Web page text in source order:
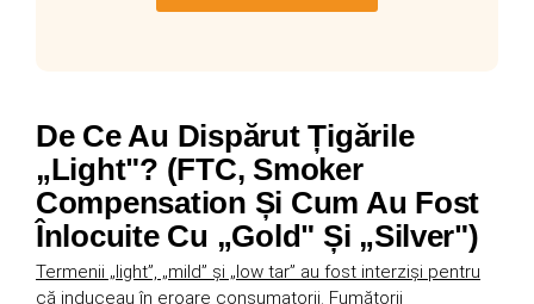
De Ce Au Dispărut Țigările
„Light"? (FTC, Smoker
Compensation Și Cum Au Fost
Înlocuite Cu „Gold" Și „Silver")
Termenii „light”, „mild” și „low tar” au fost interziși pentru
că induceau în eroare consumatorii. Fumătorii